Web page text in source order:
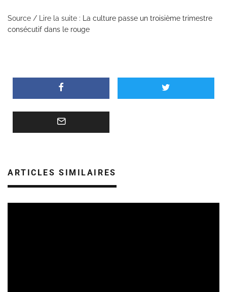
Source / Lire la suite :
La culture passe un troisième trimestre
consécutif dans le rouge
ARTICLES SIMILAIRES